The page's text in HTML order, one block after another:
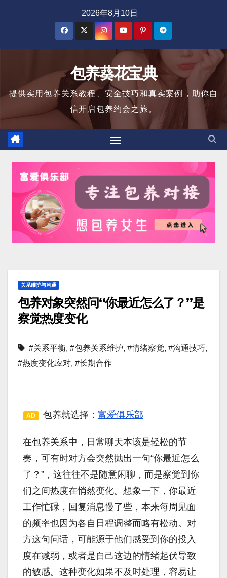
2026年8月10日
包养葵花宝典
提供实用包养关系教程、安全技巧和真实案例，助你自
信开启包养约会之旅。
关系维护与沟通
包养对象突然问“你最近怎么了？”是
察觉热度变化
#关系平衡, #包养关系维护, #情绪察觉, #沟通技巧,
#热度变化应对, #长期合作
AD 包养就选择： 富爱俱乐部
在包养关系中，日常聊天本该是轻松的节
奏，可有时对方会突然抛出一句“你最近怎么
了？”，这往往不是随意闲聊，而是察觉到你
们之间热度在悄然变化。想象一下，你最近
工作忙碌，回复消息慢了些，本来每周见面
的频率也因为各自日程调整而略有松动。对
方这句问话，可能源于他们感受到你的投入
度在减弱，或者是自己这边的情绪起伏导致
的敏感。这种变化如果不及时处理，容易让